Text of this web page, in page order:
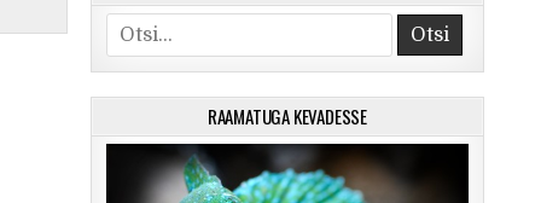
Search for:
RAAMATUGA KEVADESSE